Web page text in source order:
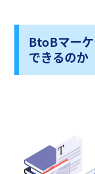
BtoBマー
できるのか